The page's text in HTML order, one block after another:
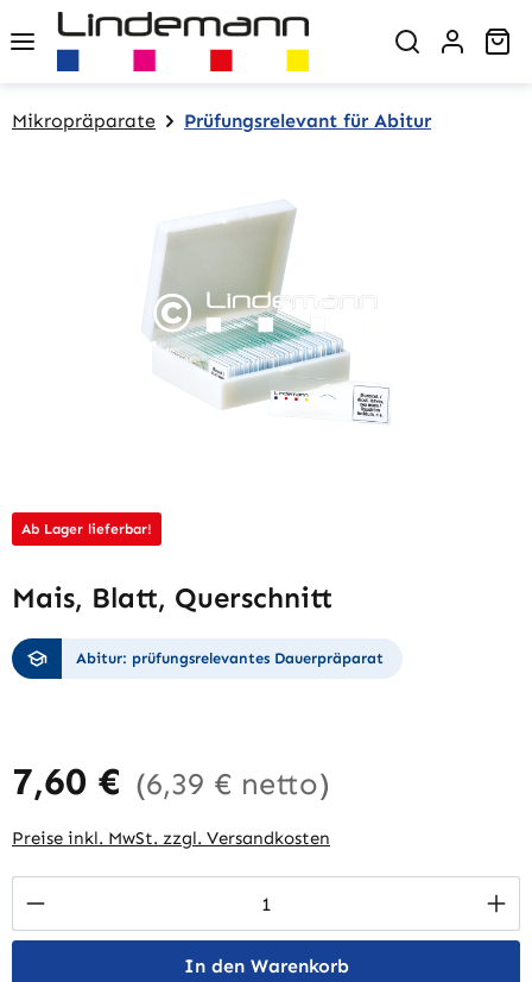
Zum Hauptinhalt springen
Mikropräparate Prüfungsrelevant für Abitur
Ab Lager lieferbar!
Mais, Blatt, Querschnitt
Abitur: prüfungsrelevantes Dauerpräparat
7,60 € (6,39 € netto)
Preise inkl. MwSt. zzgl. Versandkosten
Produkt Anzahl: Gib den gewünschten
In den Warenkorb